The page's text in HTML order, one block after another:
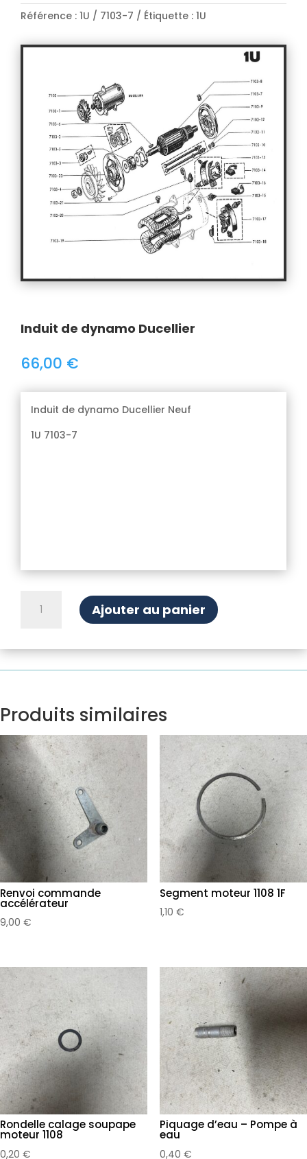
Référence : 1U / 7103-7 Étiquette : 1U
Induit de dynamo Ducellier
66,00 €
Induit de dynamo Ducellier Neuf
1U 7103-7
Ajouter au panier
Produits similaires
Renvoi commande
accélérateur
9,00 €
Segment moteur 1108 1F
1,10 €
Rondelle calage soupape
moteur 1108
0,20 €
Piquage d’eau – Pompe à
eau
0,40 €